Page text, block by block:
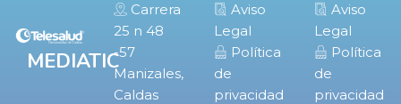
MEDIATIC
Carrera
25 n 48
-57
Manizales,
Caldas
Aviso
Legal
Política
de
privacidad
Aviso
Legal
Política
de
privacidad